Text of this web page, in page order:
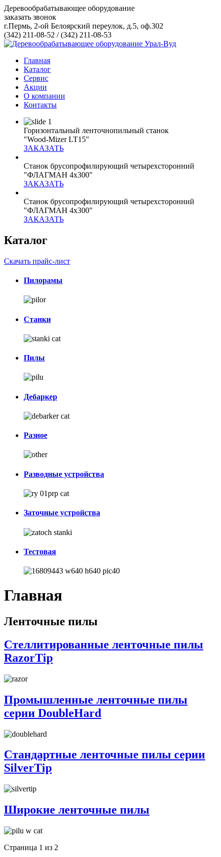
Деревообрабатывающее оборудование
заказать звонок
г.Пермь, 2-ой Белоярский переулок, д.5, оф.302
(342) 211-08-52 /(342) 211-08-53
Главная
Каталог
Сервис
Акции
О компании
Контакты
Горизонтальный ленточнопильный станок
"Wood-Mizer LT15"
ЗАКАЗАТЬ
Станок брусопрофилирующий четырехсторонний
"ФЛАГМАН 4х300"
ЗАКАЗАТЬ
Станок брусопрофилирующий четырехсторонний
"ФЛАГМАН 4х300"
ЗАКАЗАТЬ
Каталог
Скачать прайс-лист
Пилорамы
Станки
Пилы
Дебаркер
Разное
Разводные устройства
Заточные устройства
Тестовая
Главная
Ленточные пилы
Стеллитированные ленточные пилы
RazorTip
Промышленные ленточные пилы
серии DoubleHard
Стандартные ленточные пилы серии
SilverTip
Широкие ленточные пилы
Страница 1 из 2